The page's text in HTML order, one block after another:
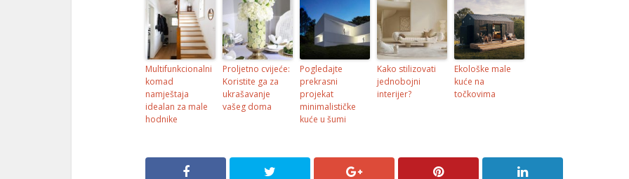
Multifunkcionalni
komad
namještaja
idealan za male
hodnike
Proljetno cvijeće:
Koristite ga za
ukrašavanje
vašeg doma
Pogledajte
prekrasni
projekat
minimalističke
kuće u šumi
Kako stilizovati
jednobojni
interijer?
Ekološke male
kuće na
točkovima